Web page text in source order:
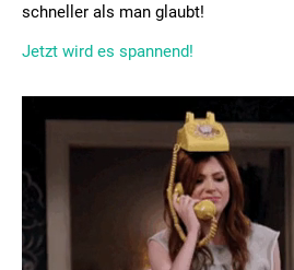
schneller als man glaubt!
Jetzt wird es spannend!